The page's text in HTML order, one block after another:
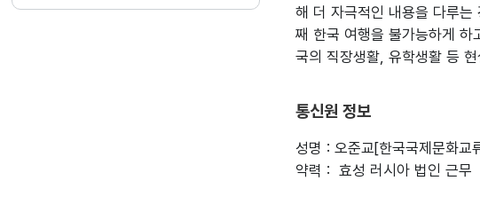
해 더 자극적인 내용을 다루
째 한국 여행을 불가능하게
국의 직장생활, 유학생활 등
통신원 정보
성명 : 오준교[한국국제문화교
약력 :  효성 러시아 법인 근무